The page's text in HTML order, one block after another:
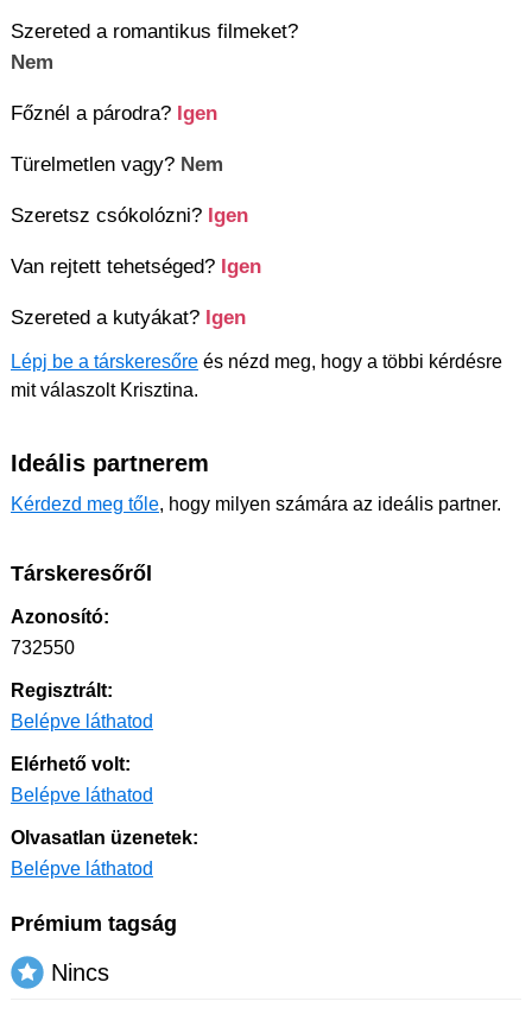
Szereted a romantikus filmeket?
Nem
Főznél a párodra? Igen
Türelmetlen vagy? Nem
Szeretsz csókolózni? Igen
Van rejtett tehetséged? Igen
Szereted a kutyákat? Igen
Lépj be a társkeresőre és nézd meg, hogy a többi kérdésre
mit válaszolt Krisztina.
Ideális partnerem
Kérdezd meg tőle, hogy milyen számára az ideális partner.
Társkeresőről
Azonosító:
732550
Regisztrált:
Belépve láthatod
Elérhető volt:
Belépve láthatod
Olvasatlan üzenetek:
Belépve láthatod
Prémium tagság
Nincs